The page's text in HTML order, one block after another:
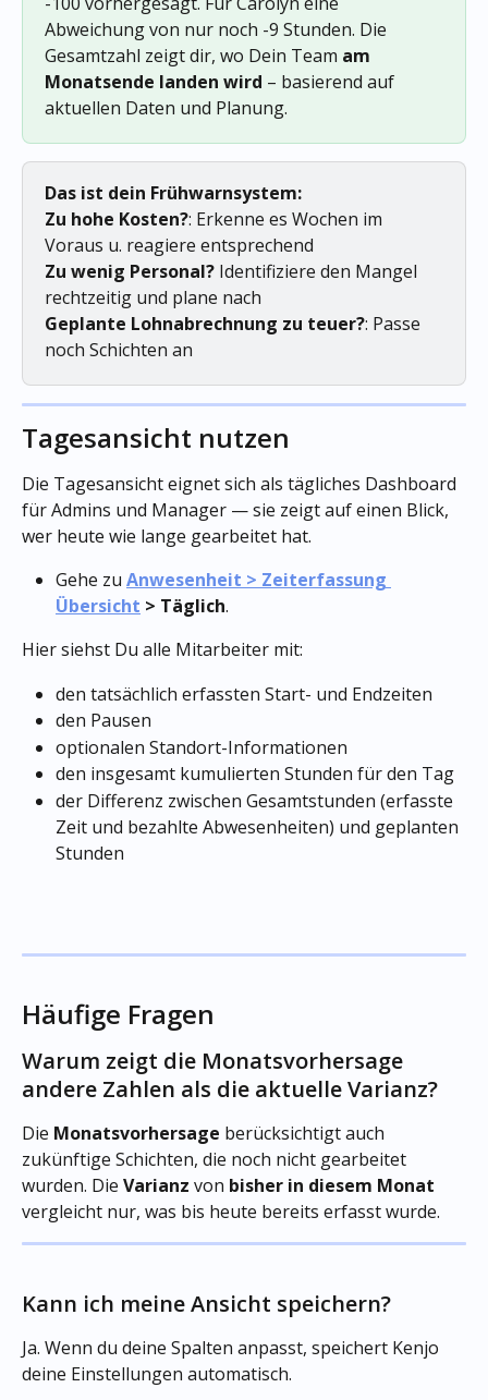
Abweichung von nur noch -9 Stunden. Die
Gesamtzahl zeigt dir, wo Dein Team am
Monatsende landen wird – basierend auf
aktuellen Daten und Planung.
Das ist dein Frühwarnsystem:
Zu hohe Kosten?: Erkenne es Wochen im
Voraus u. reagiere entsprechend
Zu wenig Personal? Identifiziere den Mangel
rechtzeitig und plane nach
Geplante Lohnabrechnung zu teuer?: Passe
noch Schichten an
Tagesansicht nutzen
Die Tagesansicht eignet sich als tägliches Dashboard
für Admins und Manager — sie zeigt auf einen Blick,
wer heute wie lange gearbeitet hat.
Gehe zu Anwesenheit > Zeiterfassung
Übersicht > Täglich.
Hier siehst Du alle Mitarbeiter mit:
den tatsächlich erfassten Start- und Endzeiten
den Pausen
optionalen Standort-Informationen
den insgesamt kumulierten Stunden für den Tag
der Differenz zwischen Gesamtstunden (erfasste
Zeit und bezahlte Abwesenheiten) und geplanten
Stunden
Häufige Fragen
Warum zeigt die Monatsvorhersage
andere Zahlen als die aktuelle Varianz?
Die Monatsvorhersage berücksichtigt auch
zukünftige Schichten, die noch nicht gearbeitet
wurden. Die Varianz von bisher in diesem Monat
vergleicht nur, was bis heute bereits erfasst wurde.
Kann ich meine Ansicht speichern?
Ja. Wenn du deine Spalten anpasst, speichert Kenjo
deine Einstellungen automatisch.